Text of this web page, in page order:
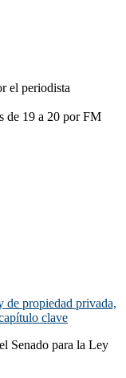
el periodista
de 19 a 20 por FM
de propiedad privada,
clave
Senado para la Ley